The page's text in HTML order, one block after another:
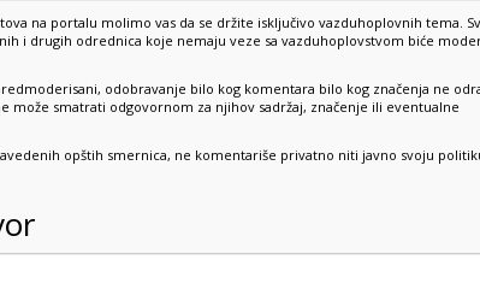
na portalu molimo vas da se držite isključivo vazduhoplovnih tema.
i drugih odrednica koje nemaju veze sa vazduhoplovstvom biće
odobravanje bilo kog komentara bilo kog značenja ne
može smatrati odgovornom za njihov sadržaj, značenje ili eventualne
opštih smernica, ne komentariše privatno niti javno svoju